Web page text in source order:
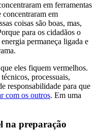
em ferramentas
concentraram em
coisas são boas, mas,
para os cidadãos o
permaneça ligada e
eles fiquem vermelhos.
processuais,
responsabilidade para que
com os outros. Em uma
na preparação